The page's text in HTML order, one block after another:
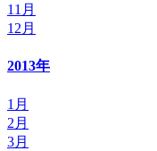
11月
12月
2013年
1月
2月
3月